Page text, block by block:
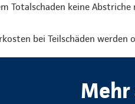
Totalschaden keine
bei Teilschäden werden
Mehr